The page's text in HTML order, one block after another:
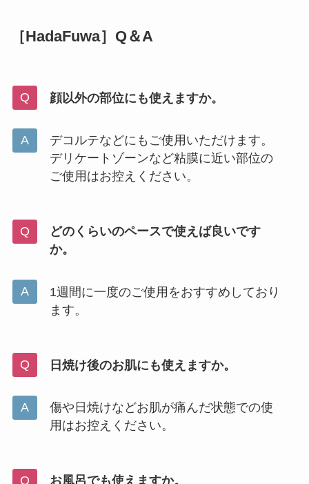
［HadaFuwa］Q＆A
顔以外の部位にも使えますか。
デコルテなどにもご使用いただけます。
デリケートゾーンなど粘膜に近い部位の
ご使用はお控えください。
どのくらいのペースで使えば良いです
か。
1週間に一度のご使用をおすすめしており
ます。
日焼け後のお肌にも使えますか。
傷や日焼けなどお肌が痛んだ状態での使
用はお控えください。
お風呂でも使えますか。